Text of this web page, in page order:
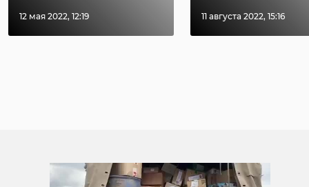
12 мая 2022, 12:19 11 августа 2022, 15:16